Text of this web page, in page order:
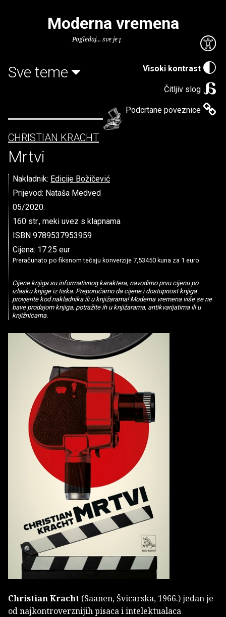
Visoki kontrast
Čitljiv slog
Podcrtane poveznice
Moderna vremena
Pogledaj... sve je puno knjiga.
Sve teme
CHRISTIAN KRACHT
Mrtvi
Nakladnik: Edicije Božičević
Prijevod: Nataša Medved
05/2020.
160 str., meki uvez s klapnama
ISBN 9789537953959
Cijena: 17.25 eur
Preračunato po fiksnom tečaju konverzije 7,53450 kuna za 1 euro
Cijene knjiga su informativnog karaktera, navodimo prvu cijenu po
izlasku knjige iz tiska. Preporučamo da cijene i dostupnost knjiga
provjerite kod nakladnika ili u knjižarama! Moderna vremena više se ne
bave prodajom knjiga, potražite ih u knjižarama, antikvarijatima ili u
knjižnicama.
Christian Kracht (Saanen, Švicarska, 1966.) jedan je
od najkontroverznijih pisaca i intelektualaca